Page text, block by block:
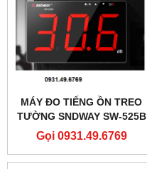
MÁY ĐO TIẾNG ỒN TREO
TƯỜNG SNDWAY SW-525B
CÓ LƯU VÀ XUẤT DỮ LIỆU
Gọi 0931.49.6769